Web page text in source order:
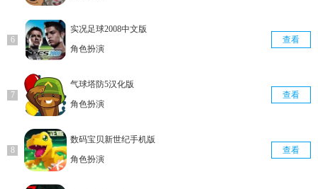
实况足球2008中文版
角色扮演
查看
气球塔防5汉化版
角色扮演
查看
数码宝贝新世纪手机版
角色扮演
查看